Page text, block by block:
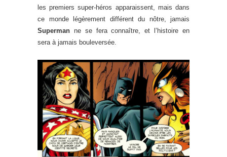
les premiers super-héros apparaissent, mais dans
ce monde légèrement différent du nôtre, jamais
Superman ne se fera connaître, et l’histoire en
sera à jamais bouleversée.